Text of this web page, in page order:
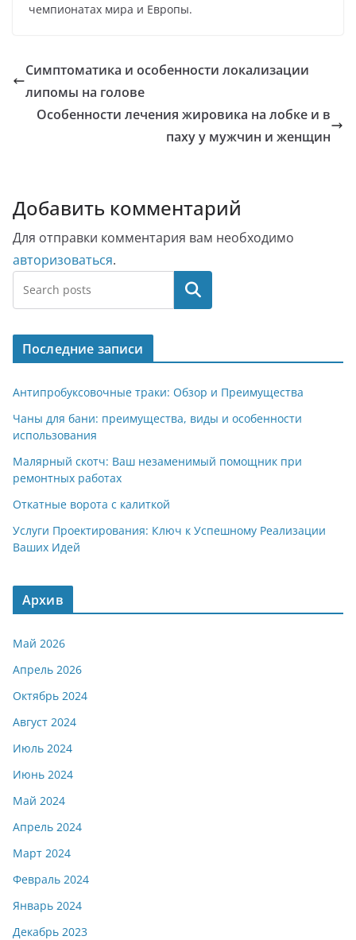
чемпионатах мира и Европы.
Симптоматика и особенности локализации
липомы на голове
Особенности лечения жировика на лобке и в
паху у мужчин и женщин
Добавить комментарий
Для отправки комментария вам необходимо
авторизоваться.
Поиск
Последние записи
Антипробуксовочные траки: Обзор и Преимущества
Чаны для бани: преимущества, виды и особенности
использования
Малярный скотч: Ваш незаменимый помощник при
ремонтных работах
Откатные ворота с калиткой
Услуги Проектирования: Ключ к Успешному Реализации
Ваших Идей
Архив
Май 2026
Апрель 2026
Октябрь 2024
Август 2024
Июль 2024
Июнь 2024
Май 2024
Апрель 2024
Март 2024
Февраль 2024
Январь 2024
Декабрь 2023